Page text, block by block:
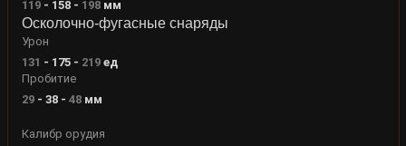
119- 158- 198 мм
Осколочно-фугасные снаряды
Урон
131 - 175- 219ед
Пробитие
29- 38- 48 мм
Калибр орудия